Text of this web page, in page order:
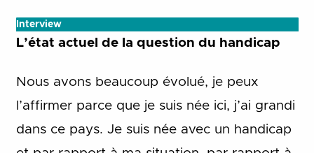
Interview
L’état actuel de la question du handicap
Nous avons beaucoup évolué, je peux
l’affirmer parce que je suis née ici, j’ai grandi
dans ce pays. Je suis née avec un handicap